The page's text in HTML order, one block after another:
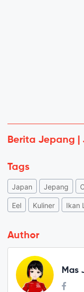
Berita Jepang
Tags
Japan Jepang
Eel Kuliner Ikan
Author
Mas